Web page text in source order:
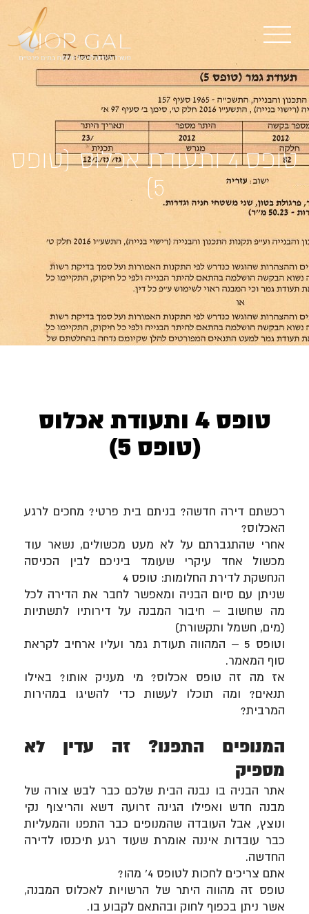
טופס 4 ותעודת אכלוס (טופס
5)
טופס 4 ותעודת אכלוס
(טופס 5)
רכשתם דירה חדשה? בניתם בית פרטי? מחכים לרגע
האכלוס?
אחרי שהתגברתם על לא מעט מכשולים, נשאר עוד
מכשול אחד עיקרי שעומד ביניכם לבין הכניסה
הנחשקת לדירת החלומות: טופס 4
שניתן עם סיום הבניה ומאפשר לחבר את הדירה לכל
מה שחשוב – חיבור המבנה על דירותיו לתשתיות
(מים, חשמל ותקשורת)
וטופס 5 – המהווה תעודת גמר ועליו ארחיב לקראת
סוף המאמר.
אז מה זה טופס אכלוס? מי מעניק אותו? באילו
תנאים? ומה תוכלו לעשות כדי להשיגו במהירות
המרבית?
המנופים התפנו? זה עדין לא
מספיק
אתר הבניה בו נבנה הבית שלכם כבר לבש צורה של
מבנה חדש ואפילו הגינה זרועה דשא והריצוף נקי
ונוצץ, אבל העובדה שהמנופים כבר התפנו והמעליות
כבר עובדות איננה אומרת שעוד רגע תיכנסו לדירה
החדשה.
אתם צריכים לחכות לטופס 4' מהו?
טופס זה מהווה היתר של הרשויות לאכלוס המבנה,
אשר ניתן בכפוף לחוק ובהתאם לקבוע בו.